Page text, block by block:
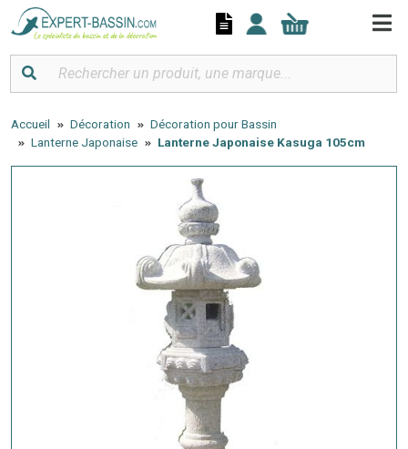
Accueil Décoration
Décoration pour Bassin
Lanterne Japonaise
Lanterne Japonaise Kasuga 105cm
Panneau de gestion des cookies